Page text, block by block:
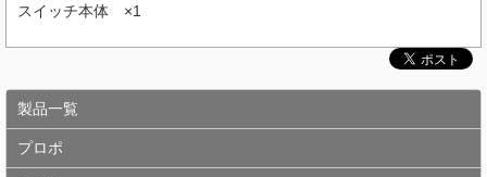
スイッチ本体 ×1
製品一覧
プロポ